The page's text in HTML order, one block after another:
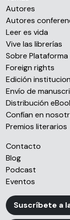
Autores
Autores
Leer es vida
Vive las librerías
Sobre Plataforma
Foreign rights
Edición
Envío de
Distribución
Confían en
Premios literarios
Contacto
Blog
Podcast
Eventos
Suscríbete a